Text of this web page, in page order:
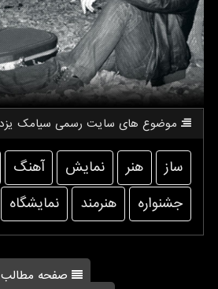
موضوع های سایت رسمی سیامك
ساز هنر نمایش آهنگ
جشنواره
هنرمند نمایشگاه
صفحه مطالب